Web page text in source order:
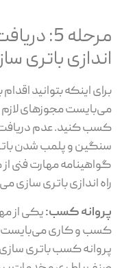
مرحله 5:
اندازی باتری
برای اینکه بتوانید
می‌بایست مجوزهای لازم
کسب کنید. عدم
سنگین و پلمب شدن
گواهینامه مهارت فنی
راه اندازی باتری سازی
پروانه کسب:یکی از
کسب و کاری می‌بایست
پروانه کسب باتری